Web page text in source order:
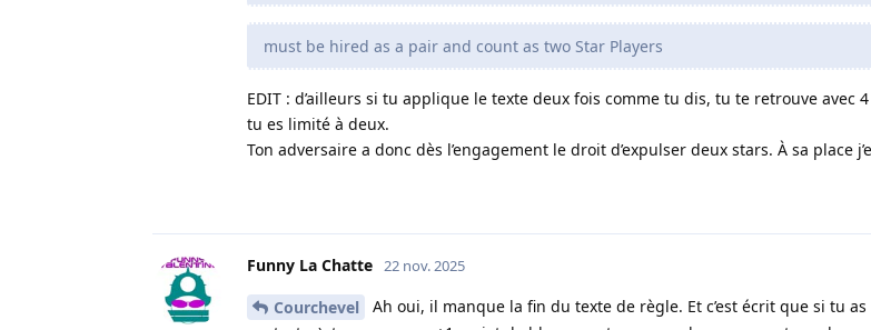
must be hired as a pair and count as two Star Players
EDIT : d’ailleurs si tu applique le texte deux fois comme tu dis, tu te retrouve avec
tu es limité à deux.
Ton adversaire a donc dès l’engagement le droit d’expulser deux stars. À sa place
Funny La Chatte 22 nov. 2025
Courchevel
Ah oui, il manque la fin du texte de règle. Et c’est écrit que si tu